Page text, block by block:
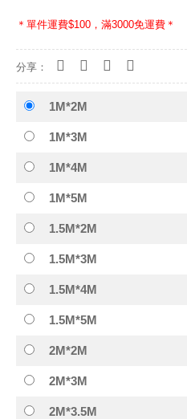
＊單件運費$100，滿3000免運費＊
分享：
1M*2M
1M*3M
1M*4M
1M*5M
1.5M*2M
1.5M*3M
1.5M*4M
1.5M*5M
2M*2M
2M*3M
2M*3.5M